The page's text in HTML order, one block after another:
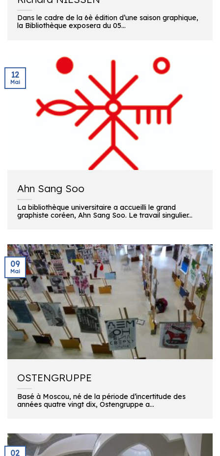
Dans le cadre de la 6è édition d’une saison graphique,
la Bibliothèque exposera du 05...
Ahn Sang Soo
La bibliothèque universitaire a accueilli le grand
graphiste coréen, Ahn Sang Soo. Le travail singulier...
12
Mai
OSTENGRUPPE
Basé à Moscou, né de la période d’incertitude des
années quatre vingt dix, Ostengruppe a...
09
Mai
02